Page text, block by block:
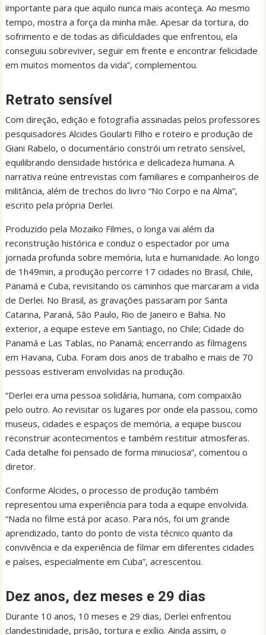
importante para que aquilo nunca mais aconteça. Ao mesmo
tempo, mostra a força da minha mãe. Apesar da tortura, do
sofrimento e de todas as dificuldades que enfrentou, ela
conseguiu sobreviver, seguir em frente e encontrar felicidade
em muitos momentos da vida”, complementou.
Retrato sensível
Com direção, edição e fotografia assinadas pelos professores
pesquisadores Alcides Goularti Filho e roteiro e produção de
Giani Rabelo, o documentário constrói um retrato sensível,
equilibrando densidade histórica e delicadeza humana. A
narrativa reúne entrevistas com familiares e companheiros de
militância, além de trechos do livro “No Corpo e na Alma”,
escrito pela própria Derlei.
Produzido pela Mozaiko Filmes, o longa vai além da
reconstrução histórica e conduz o espectador por uma
jornada profunda sobre memória, luta e humanidade. Ao longo
de 1h49min, a produção percorre 17 cidades no Brasil, Chile,
Panamá e Cuba, revisitando os caminhos que marcaram a vida
de Derlei. No Brasil, as gravações passaram por Santa
Catarina, Paraná, São Paulo, Rio de Janeiro e Bahia. No
exterior, a equipe esteve em Santiago, no Chile; Cidade do
Panamá e Las Tablas, no Panamá; encerrando as filmagens
em Havana, Cuba. Foram dois anos de trabalho e mais de 70
pessoas estiveram envolvidas na produção.
“Derlei era uma pessoa solidária, humana, com compaixão
pelo outro. Ao revisitar os lugares por onde ela passou, como
museus, cidades e espaços de memória, a equipe buscou
reconstruir acontecimentos e também restituir atmosferas.
Cada detalhe foi pensado de forma minuciosa”, comentou o
diretor.
Conforme Alcides, o processo de produção também
representou uma experiência para toda a equipe envolvida.
“Nada no filme está por acaso. Para nós, foi um grande
aprendizado, tanto do ponto de vista técnico quanto da
convivência e da experiência de filmar em diferentes cidades
e países, especialmente em Cuba”, acrescentou.
Dez anos, dez meses e 29 dias
Durante 10 anos, 10 meses e 29 dias, Derlei enfrentou
clandestinidade, prisão, tortura e exílio. Ainda assim, o